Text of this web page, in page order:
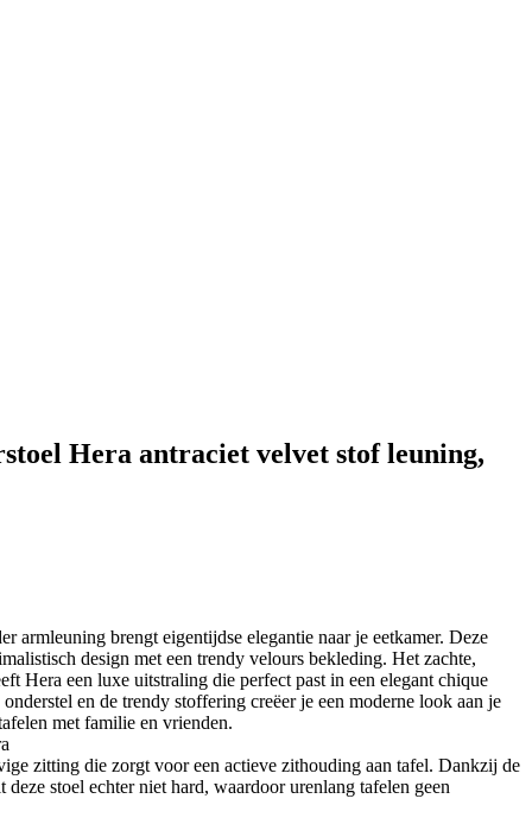
Hera antraciet velvet stof leuning,
armleuning brengt eigentijdse elegantie naar je eetkamer. Deze
design met een trendy velours bekleding. Het zachte,
Hera een luxe uitstraling die perfect past in een elegant chique
en de trendy stoffering creëer je een moderne look aan je
met familie en vrienden.
zitting die zorgt voor een actieve zithouding aan tafel. Dankzij de
stoel echter niet hard, waardoor urenlang tafelen geen